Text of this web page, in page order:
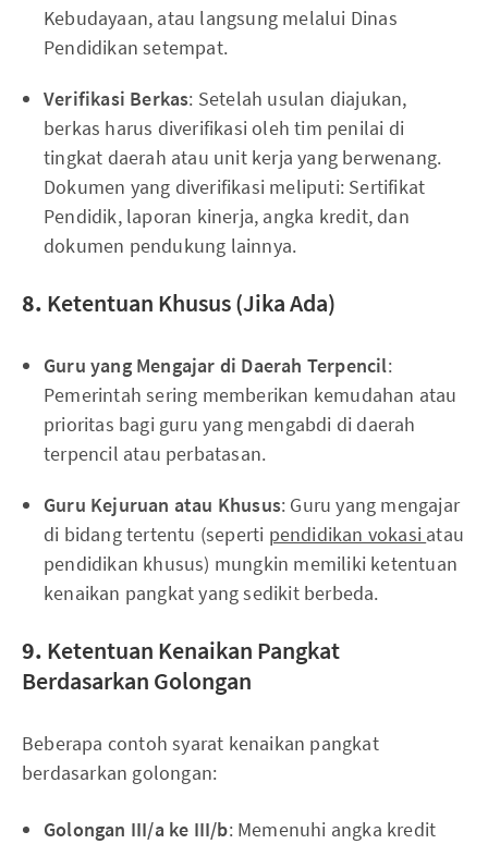
Kebudayaan, atau langsung melalui Dinas
Pendidikan setempat.
Verifikasi Berkas: Setelah usulan diajukan,
berkas harus diverifikasi oleh tim penilai di
tingkat daerah atau unit kerja yang berwenang.
Dokumen yang diverifikasi meliputi: Sertifikat
Pendidik, laporan kinerja, angka kredit, dan
dokumen pendukung lainnya.
8. Ketentuan Khusus (Jika Ada)
Guru yang Mengajar di Daerah Terpencil:
Pemerintah sering memberikan kemudahan atau
prioritas bagi guru yang mengabdi di daerah
terpencil atau perbatasan.
Guru Kejuruan atau Khusus: Guru yang mengajar
di bidang tertentu (seperti pendidikan vokasi atau
pendidikan khusus) mungkin memiliki ketentuan
kenaikan pangkat yang sedikit berbeda.
9. Ketentuan Kenaikan Pangkat
Berdasarkan Golongan
Beberapa contoh syarat kenaikan pangkat
berdasarkan golongan:
Golongan III/a ke III/b: Memenuhi angka kredit